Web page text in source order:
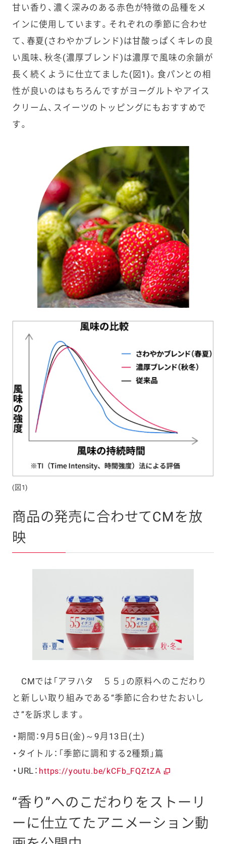
甘い香り、濃く深みのある赤色が特徴の品種をメ
インに使用しています。それぞれの季節に合わせ
て、春夏(さわやかブレンド)は甘酸っぱくキレの良
い風味、秋冬(濃厚ブレンド)は濃厚で風味の余韻が
長く続くように仕立てました(図1)。食パンとの相
性が良いのはもちろんですがヨーグルトやアイス
クリーム、スイーツのトッピングにもおすすめで
す。
(図1)
商品の発売に合わせてCMを放
映
CMでは「アヲハタ ５５」の原料へのこだわり
と新しい取り組みである“季節に合わせたおいし
さ”を訴求します。
期間：9月5日(金)～9月13日(土)
タイトル：「季節に調和する2種類」篇
URL： https://youtu.be/kCFb_FQZtZA
“香り”へのこだわりをストーリ
ーに仕立てたアニメーション動